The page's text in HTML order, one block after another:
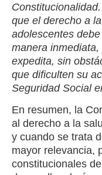
que el derecho a
adolescentes
manera
expedita, sin
que dificulten su
Seguridad Social
En resumen, la
al derecho a la
y cuando se trata
mayor relevancia,
constitucionales